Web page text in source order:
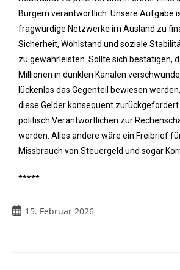
Bürgern verantwortlich. Unsere Aufgabe
fragwürdige Netzwerke im Ausland zu
Sicherheit, Wohlstand und soziale
zu gewährleisten. Sollte sich bestätigen,
Millionen in dunklen Kanälen
lückenlos das Gegenteil bewiesen
diese Gelder konsequent
politisch Verantwortlichen zur
werden. Alles andere wäre ein Freibrief
Missbrauch von Steuergeld und sogar
*****
15. Februar 2026